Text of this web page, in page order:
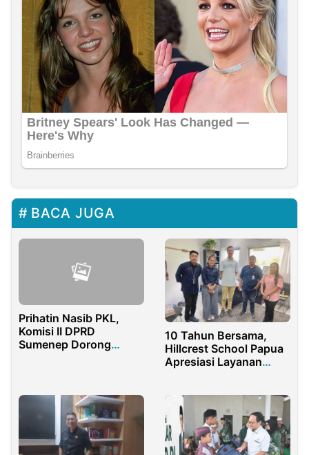
BACA JUGA
Prihatin Nasib PKL,
Komisi II DPRD
Sumenep Dorong
10 Tahun Bersama,
Hillcrest School Papua
Apresiasi Layanan